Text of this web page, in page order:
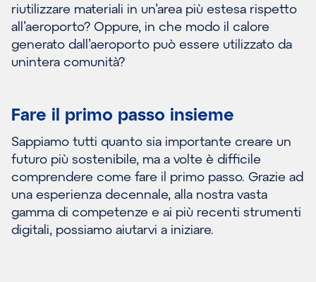
riutilizzare materiali in un’area più estesa rispetto
all’aeroporto? Oppure, in che modo il calore
generato dall’aeroporto può essere utilizzato da
unintera comunità?
Fare il primo passo insieme
Sappiamo tutti quanto sia importante creare un
futuro più sostenibile, ma a volte è difficile
comprendere come fare il primo passo. Grazie ad
una esperienza decennale, alla nostra vasta
gamma di competenze e ai più recenti strumenti
digitali, possiamo aiutarvi a iniziare.